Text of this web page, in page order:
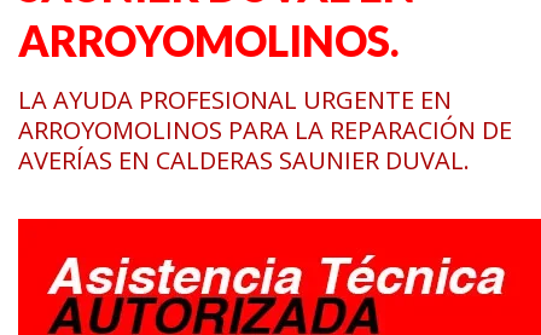
ARROYOMOLINOS.
LA AYUDA PROFESIONAL URGENTE EN
ARROYOMOLINOS PARA LA REPARACIÓN DE
AVERÍAS EN CALDERAS SAUNIER DUVAL.